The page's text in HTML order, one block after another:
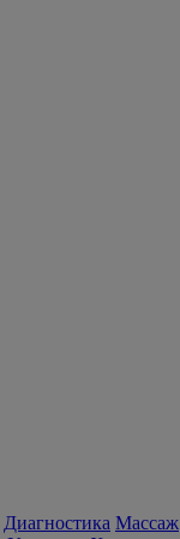
Диагностика Массаж